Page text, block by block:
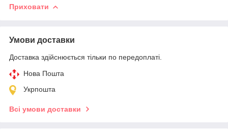
Приховати
Умови доставки
Доставка здійснюється тільки по передоплаті.
Нова Пошта
Укрпошта
Всі умови доставки